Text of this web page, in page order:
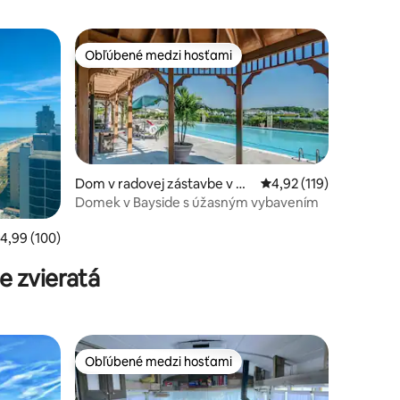
119
ohodnotenie 4,99 z 5, počet hodnotení: 100
4,99 (100)
spálne
Obľúbené medzi hosťami
Obľúbené medzi hosťami
Dom v radovej zástavbe v m
este Berlin
Priemerné
4,92 (119)
Domek v Bayside s úžasným vybavením
zvieratá
Obľúbené medzi hosťami
Obľúbené medzi hosťami